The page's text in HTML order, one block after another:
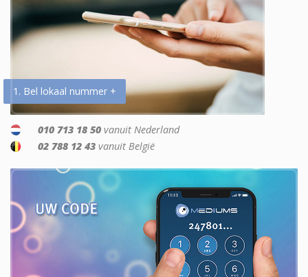
1. Bel lokaal nummer +
010 713 18 50 vanuit Nederland
02 788 12 43 vanuit België